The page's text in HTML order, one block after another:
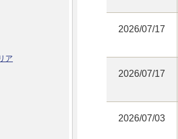
2026/07/17
2026/07/17
2026/07/03
ア